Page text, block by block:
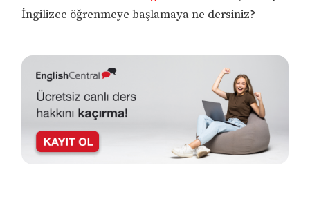
İngilizce öğrenmeye başlamaya ne dersiniz?